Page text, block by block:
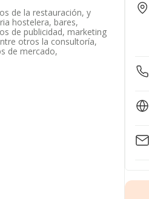
de la restauración, y
hostelera, bares,
de publicidad, marketing
otros la consultoría,
de mercado,